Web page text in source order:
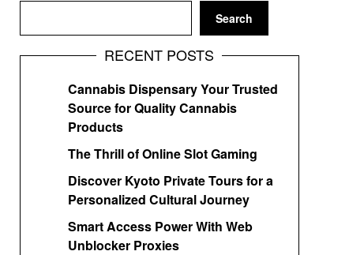
Search
RECENT POSTS
Cannabis Dispensary Your Trusted
Source for Quality Cannabis
Products
The Thrill of Online Slot Gaming
Discover Kyoto Private Tours for a
Personalized Cultural Journey
Smart Access Power With Web
Unblocker Proxies